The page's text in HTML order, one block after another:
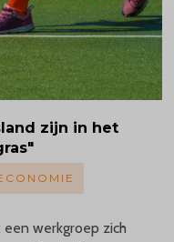
zijn in het
werkgroep zich